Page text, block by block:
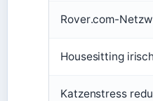
Rover.com-
Housesitting
Katzenstress